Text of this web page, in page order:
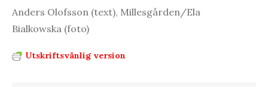
Anders Olofsson (text), Millesgården/Ela
Bialkowska (foto)
Utskriftsvänlig version